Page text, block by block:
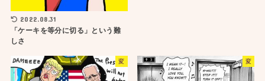
2022.08.31
「ケーキを等分に切る」という難
しさ
変 変